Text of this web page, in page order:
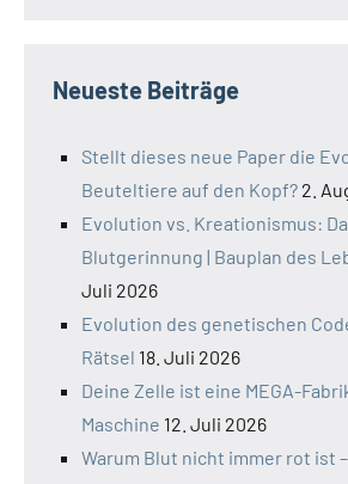
Neueste Beiträge
Stellt dieses neue Paper die
Beuteltiere auf den Kopf? 2.
Evolution vs. Kreationismus:
Blutgerinnung | Bauplan des
Juli 2026
Evolution des genetischen
Rätsel 18. Juli 2026
Deine Zelle ist eine MEGA-
Maschine 12. Juli 2026
Warum Blut nicht immer rot ist